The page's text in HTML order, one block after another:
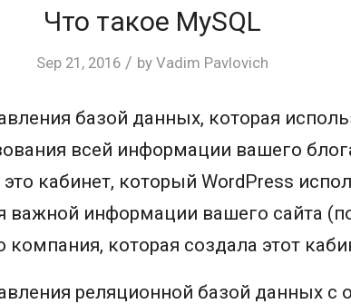
Что такое MySQL
Sep 21, 2016 / by Vadim Pavlovich
базой данных, которая
всей информации вашего
кабинет, который WordPress
важной информации вашего сайта
компания, которая создала этот
реляционной базой данных